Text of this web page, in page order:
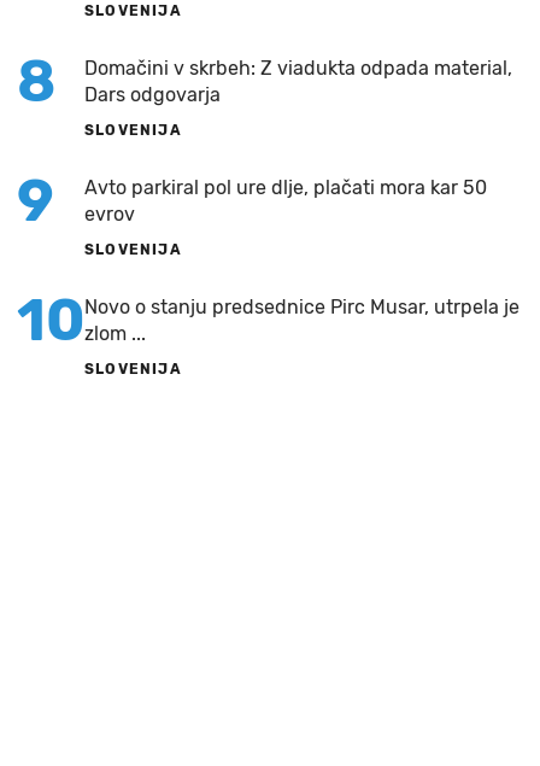
SLOVENIJA
8
Domačini v skrbeh: Z viadukta odpada material,
Dars odgovarja
SLOVENIJA
9
Avto parkiral pol ure dlje, plačati mora kar 50
evrov
SLOVENIJA
10Novo o stanju predsednice Pirc Musar, utrpela je
zlom ...
SLOVENIJA